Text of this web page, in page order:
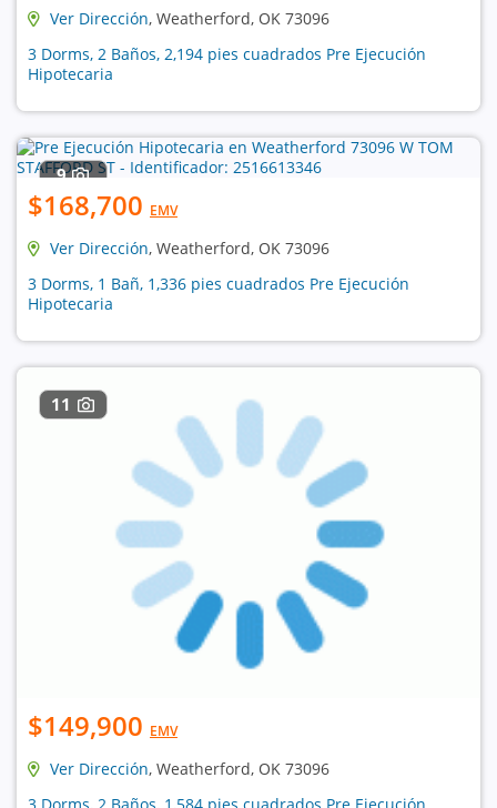
Ver Dirección, Weatherford, OK 73096
3 Dorms, 2 Baños, 2,194 pies cuadrados Pre Ejecución
Hipotecaria
9
$168,700 EMV
Ver Dirección, Weatherford, OK 73096
3 Dorms, 1 Bañ, 1,336 pies cuadrados Pre Ejecución
Hipotecaria
11
$149,900 EMV
Ver Dirección, Weatherford, OK 73096
3 Dorms, 2 Baños, 1,584 pies cuadrados Pre Ejecución